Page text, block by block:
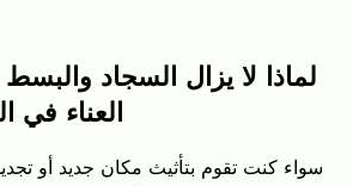
لماذا لا يزال السجاد
العناء في
سواء كنت تقوم بتأثيث مكان جديد أو